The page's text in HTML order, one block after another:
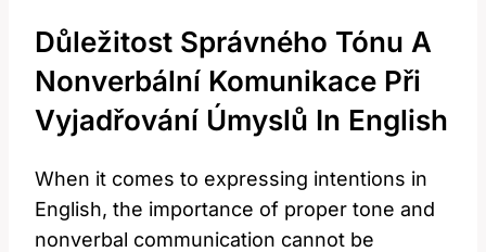
Důležitost Správného Tónu A
Nonverbální Komunikace Při
Vyjadřování Úmyslů In English
When it comes to expressing intentions in
English, the importance of proper tone and
nonverbal communication cannot be